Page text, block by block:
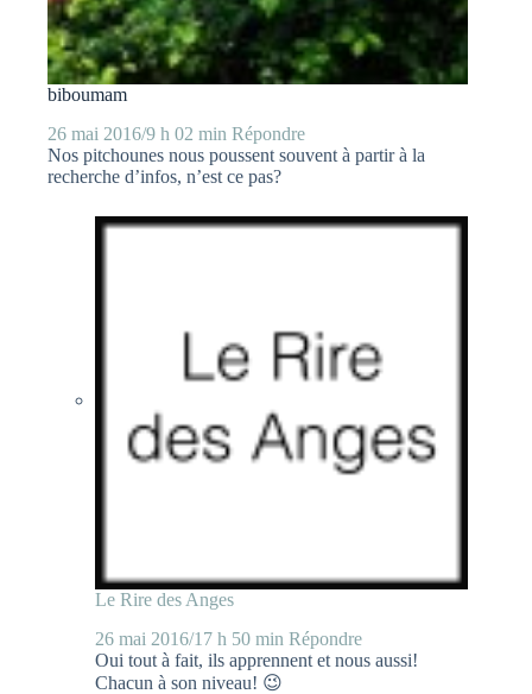
biboumam
26 mai 2016/9 h 02 min Répondre
Nos pitchounes nous poussent souvent à partir à la
recherche d’infos, n’est ce pas?
Le Rire des Anges
26 mai 2016/17 h 50 min Répondre
Oui tout à fait, ils apprennent et nous aussi!
Chacun à son niveau! 😉